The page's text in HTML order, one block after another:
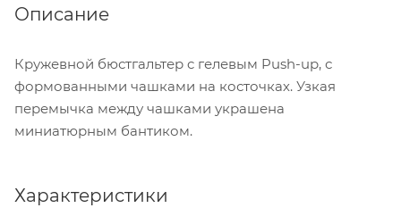
Описание
Кружевной бюстгальтер c гелевым Push-up, с
формованными чашками на косточках. Узкая
перемычка между чашками украшена
миниатюрным бантиком.
Характеристики